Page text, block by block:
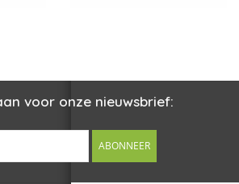
voor onze nieuwsbrief:
ABONNEER